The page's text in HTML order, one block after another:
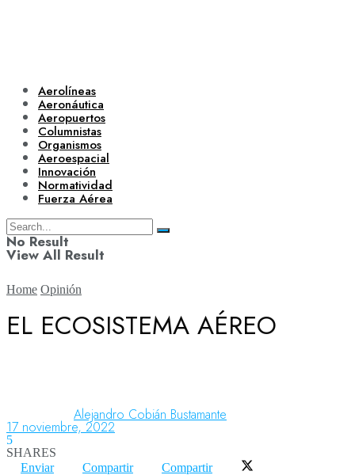
Aerolíneas
Aeronáutica
Aeropuertos
Columnistas
Organismos
Aeroespacial
Innovación
Normatividad
Fuerza Aérea
No Result
View All Result
Aeronáutica
Aeropuertos
Home Opinión
EL ECOSISTEMA AÉREO
Alejandro Cobián Bustamante
17 noviembre, 2022
5
SHARES
Enviar
Compartir Compartir